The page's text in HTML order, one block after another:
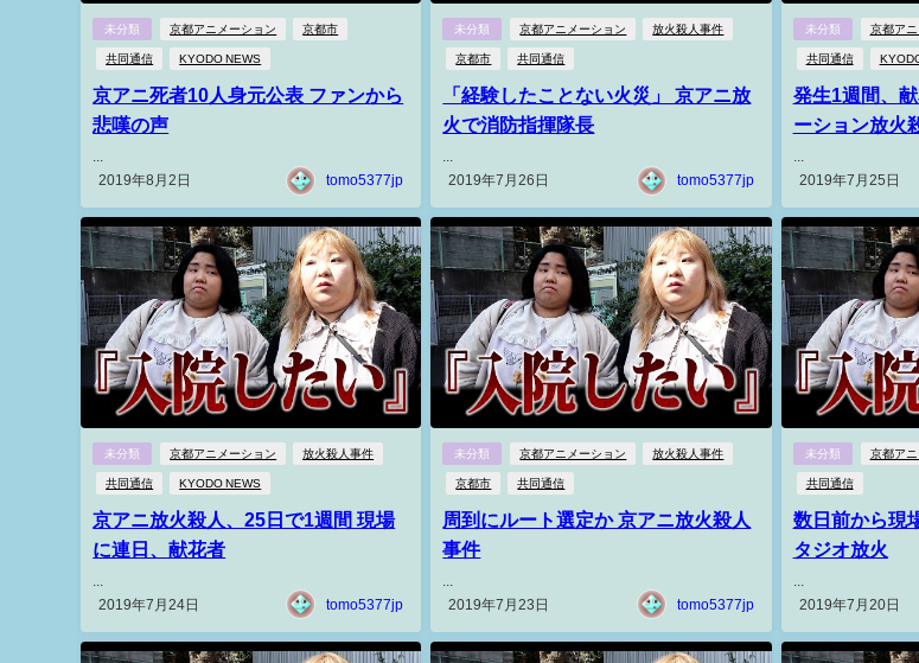
未分類 京都アニメーション 京都市
共同通信 KYODO NEWS
京アニ死者10人身元公表 ファンから
悲嘆の声
2019年8月2日
tomo5377jp
未分類 京都アニメーション 放火殺人事件
京都市 共同通信
「経験したことない火災」 京アニ放
火で消防指揮隊長
2019年7月26日
tomo5377jp
未分類 京都ア
共同通信
発生1週間、
ーション放火
2019年7月25日
未分類 京都アニメーション 放火殺人事件
共同通信 KYODO NEWS
京アニ放火殺人、25日で1週間 現場
に連日、献花者
2019年7月24日
tomo5377jp
未分類 京都アニメーション 放火殺人事件
京都市 共同通信
周到にルート選定か 京アニ放火殺人
事件
2019年7月23日
tomo5377jp
未分類 京都ア
共同通信
数日前から現
タジオ放火
2019年7月20日